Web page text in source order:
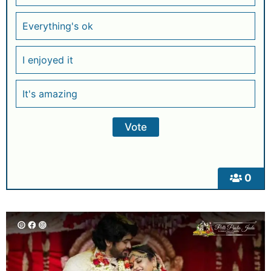
0
Everything's ok
I enjoyed it
It's amazing